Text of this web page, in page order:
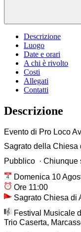
Descrizione
Luogo
Date e orari
A chi è rivolto
Costi
Allegati
Contatti
Descrizione
Evento di Pro Loco
Sagrato della Chiesa
Pubblico · Chiunque
Domenica 10
Ore 11:00
Sagrato Chiesa di
Festival Musicale
Trio Caserta,